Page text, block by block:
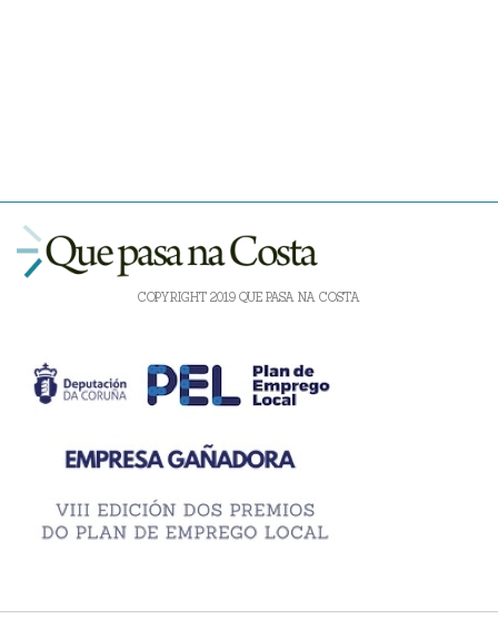
COPYRIGHT 2019 QUE PASA NA COSTA